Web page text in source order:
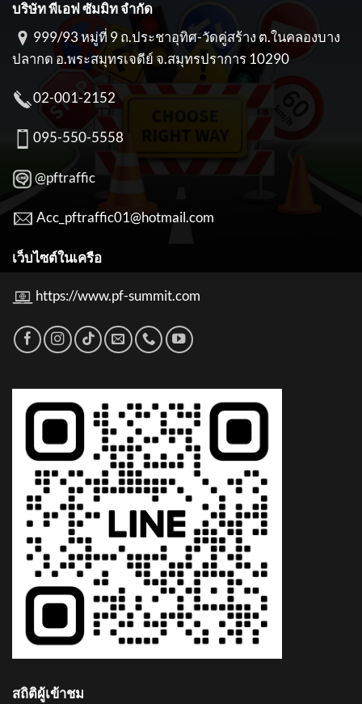
บริษัท พีเอฟ ซัมมิท จำกัด
999/93 หมู่ที่ 9 ถ.ประชาอุทิศ-วัดคู่สร้าง ต.ในคลองบาง
ปลากด อ.พระสมุทรเจดีย์ จ.สมุทรปราการ 10290
02-001-2152
095-550-5558
@pftraffic
Acc_pftraffic01@hotmail.com
เว็บไซต์ในเครือ
https://www.pf-summit.com
สถิติผู้เข้าชม